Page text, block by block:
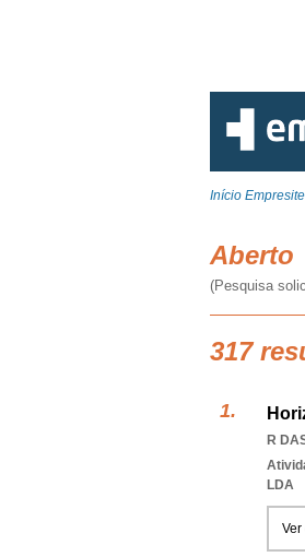
Início
Aberto
(Pesquisa
317
R
LDA